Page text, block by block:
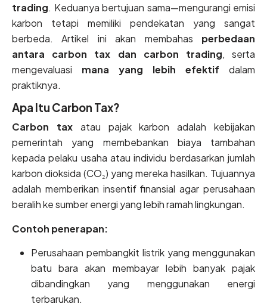
trading. Keduanya bertujuan sama—mengurangi emisi
karbon tetapi memiliki pendekatan yang sangat
berbeda. Artikel ini akan membahas perbedaan
antara carbon tax dan carbon trading, serta
mengevaluasi mana yang lebih efektif dalam
praktiknya.
Apa Itu Carbon Tax?
Carbon taxatau pajak karbon adalah kebijakan
pemerintah yang membebankan biaya tambahan
kepada pelaku usaha atau individu berdasarkan jumlah
karbon dioksida (CO₂) yang mereka hasilkan. Tujuannya
adalah memberikan insentif finansial agar perusahaan
beralih ke sumber energi yang lebih ramah lingkungan.
Contoh penerapan:
Perusahaan pembangkit listrik yang menggunakan
batu bara akan membayar lebih banyak pajak
dibandingkan yang menggunakan energi
terbarukan.